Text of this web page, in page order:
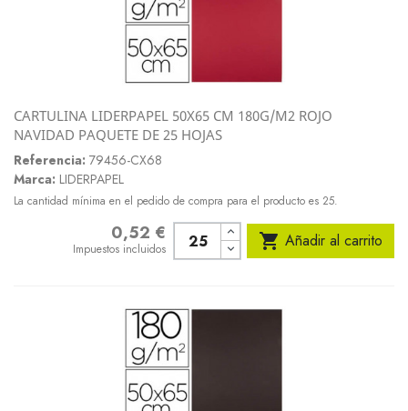
CARTULINA LIDERPAPEL 50X65 CM 180G/M2 ROJO
NAVIDAD PAQUETE DE 25 HOJAS
Referencia: 79456-CX68
Marca: LIDERPAPEL
La cantidad mínima en el pedido de compra para el producto es 25.
0,52 €
Impuestos incluidos  Añadir al carrito